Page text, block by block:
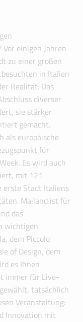
einigen Jahren
zu einer großen
in Italien
Realität: Das
diverser
sie stärker
gemacht.
als europäische
für
Es wird auch
mit 121
erste Stadt Italiens
Mailand ist für
das
wichtigen
dem Piccolo
of Design, dem
es Ihnen
immer für Live-
tatsächlich
Veranstaltung:
Innovation mit